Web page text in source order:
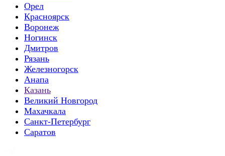
Орел
Красноярск
Воронеж
Ногинск
Дмитров
Рязань
Железногорск
Анапа
Казань
Великий Новгород
Махачкала
Санкт-Петербург
Саратов